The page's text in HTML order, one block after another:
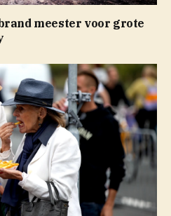
meester voor grote